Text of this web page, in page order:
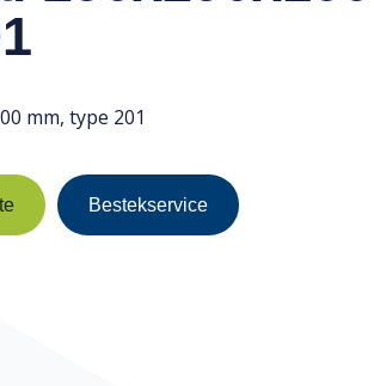
mm, type 201
Bestekservice